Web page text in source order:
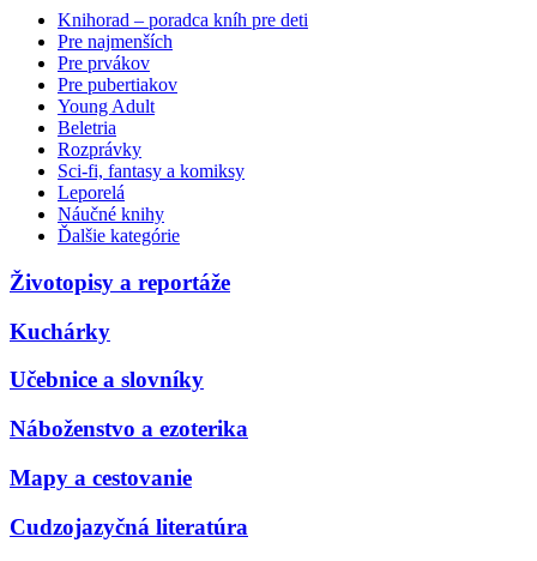
Knihorad – poradca kníh pre deti
Pre najmenších
Pre prvákov
Pre pubertiakov
Young Adult
Beletria
Rozprávky
Sci-fi, fantasy a komiksy
Leporelá
Náučné knihy
Ďalšie kategórie
Životopisy a reportáže
Kuchárky
Učebnice a slovníky
Náboženstvo a ezoterika
Mapy a cestovanie
Cudzojazyčná literatúra